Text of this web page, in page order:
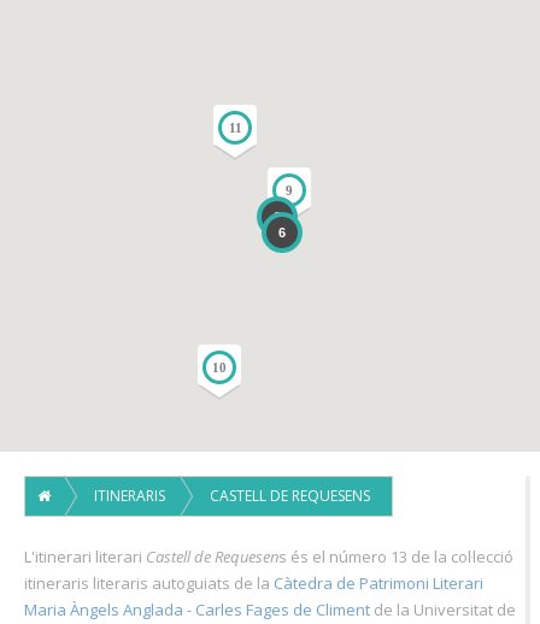
9
10
11
2
6
ITINERARIS CASTELL DE REQUESENS
L'itinerari literari Castell de Requesens és el número 13 de la col·lecció
itineraris literaris autoguiats de la Càtedra de Patrimoni Literari
Maria Àngels Anglada - Carles Fages de Climent de la Universitat de